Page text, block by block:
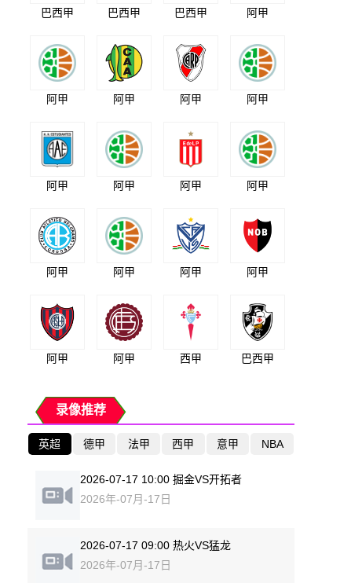
巴西甲 巴西甲 巴西甲 阿甲
阿甲 阿甲 阿甲 阿甲
阿甲 阿甲 阿甲 阿甲
阿甲 阿甲 阿甲 阿甲
阿甲 阿甲 西甲 巴西甲
录像推荐
英超 德甲 法甲 西甲 意甲 NBA
2026-07-17 10:00 掘金VS开拓者
2026年-07月-17日
2026-07-17 09:00 热火VS猛龙
2026年-07月-17日